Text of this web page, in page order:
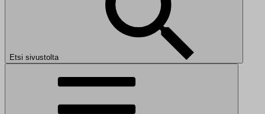
Etsi sivustolta